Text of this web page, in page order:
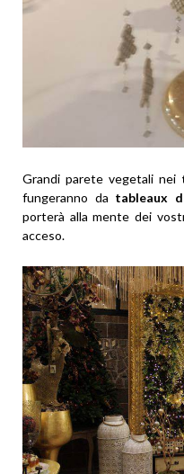
Grandi parete vegetali nei
fungeranno da tableaux
porterà alla mente dei
acceso.